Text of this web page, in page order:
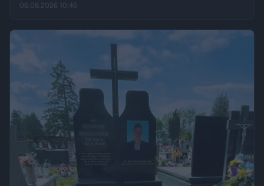
„Fakt”, po kilku dniach wrócił w to samo miejsce i odkrył, że
06.08.2026 10:46